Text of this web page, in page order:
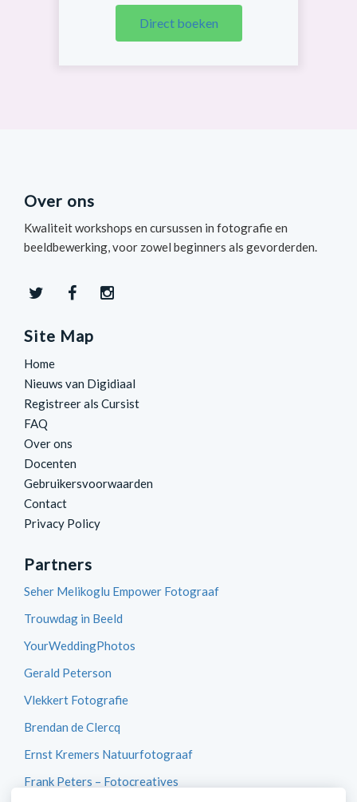
Direct boeken
Over ons
Kwaliteit workshops en cursussen in fotografie en
beeldbewerking, voor zowel beginners als gevorderden.
Site Map
Home
Nieuws van Digidiaal
Registreer als Cursist
FAQ
Over ons
Docenten
Gebruikersvoorwaarden
Contact
Privacy Policy
Partners
Seher Melikoglu Empower Fotograaf
Trouwdag in Beeld
YourWeddingPhotos
Gerald Peterson
Vlekkert Fotografie
Brendan de Clercq
Ernst Kremers Natuurfotograaf
Frank Peters – Fotocreatives